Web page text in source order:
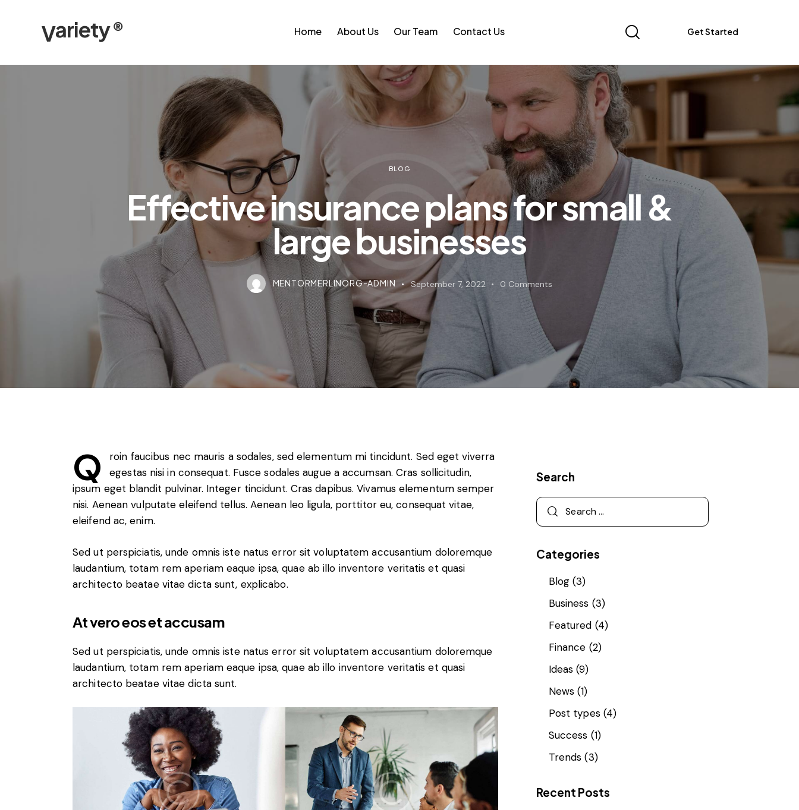
Home About Us Our Team Contact Us Get Started
BLOG
Effective insurance plans for small &
large businesses
MENTORMERLINORG-ADMIN September 7, 2022 0 Comments
Q
roin faucibus nec mauris a sodales, sed elementum mi tincidunt. Sed eget viverra
egestas nisi in consequat. Fusce sodales augue a accumsan. Cras sollicitudin,
ipsum eget blandit pulvinar. Integer tincidunt. Cras dapibus. Vivamus elementum semper
nisi. Aenean vulputate eleifend tellus. Aenean leo ligula, porttitor eu, consequat vitae,
eleifend ac, enim.
Sed ut perspiciatis, unde omnis iste natus error sit voluptatem accusantium doloremque
laudantium, totam rem aperiam eaque ipsa, quae ab illo inventore veritatis et quasi
architecto beatae vitae dicta sunt, explicabo.
At vero eos et accusam
Sed ut perspiciatis, unde omnis iste natus error sit voluptatem accusantium doloremque
laudantium, totam rem aperiam eaque ipsa, quae ab illo inventore veritatis et quasi
architecto beatae vitae dicta sunt.
Search
Categories
Blog (3)
Business (3)
Featured (4)
Finance (2)
Ideas (9)
News (1)
Post types(4)
Success (1)
Trends (3)
Recent Posts